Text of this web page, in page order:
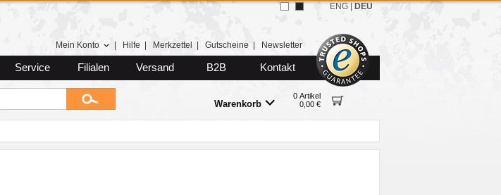
Mein Konto Hilfe Merkzettel Gutscheine Newsletter
Service Filialen Versand B2B Kontakt
Warenkorb
0 Artikel
0,00 €
ENG DEU